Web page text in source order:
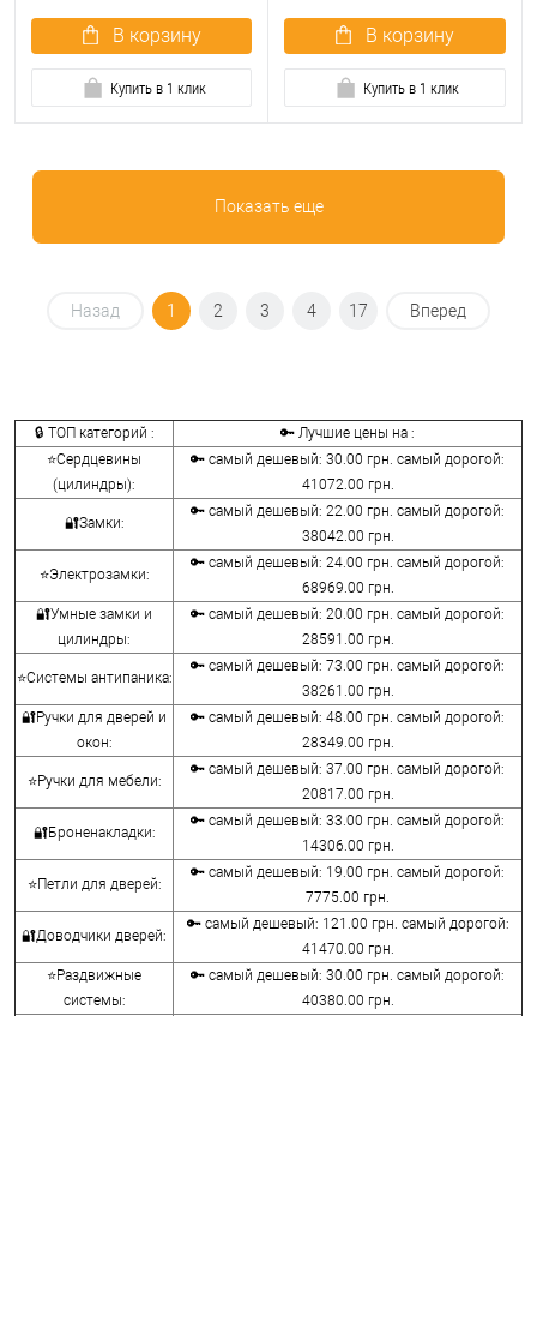
В корзину
Купить в 1 клик
В корзину
Купить в 1 клик
Показать еще
Назад 1 2 3 4 17 Вперед
🔒 ТОП категорий :
🔑 Лучшие цены на :
⭐Сердцевины
(цилиндры):
🔑 самый дешевый: 30.00 грн. самый дорогой:
41072.00 грн.
🔐Замки:
🔑 самый дешевый: 22.00 грн. самый дорогой:
38042.00 грн.
⭐Электрозамки:
🔑 самый дешевый: 24.00 грн. самый дорогой:
68969.00 грн.
🔐Умные замки и
цилиндры:
🔑 самый дешевый: 20.00 грн. самый дорогой:
28591.00 грн.
⭐Системы антипаника:
🔑 самый дешевый: 73.00 грн. самый дорогой:
38261.00 грн.
🔐Ручки для дверей и
окон:
🔑 самый дешевый: 48.00 грн. самый дорогой:
28349.00 грн.
⭐Ручки для мебели:
🔑 самый дешевый: 37.00 грн. самый дорогой:
20817.00 грн.
🔐Броненакладки:
🔑 самый дешевый: 33.00 грн. самый дорогой:
14306.00 грн.
⭐Петли для дверей:
🔑 самый дешевый: 19.00 грн. самый дорогой:
7775.00 грн.
🔐Доводчики дверей:
🔑 самый дешевый: 121.00 грн. самый дорогой:
41470.00 грн.
⭐Раздвижные
системы:
🔑 самый дешевый: 30.00 грн. самый дорогой:
40380.00 грн.